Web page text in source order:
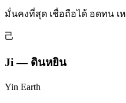
มั่นคงที่สุด เชื่อถือได้ อดทน เ
己
Ji — ดินหยิน
Yin Earth